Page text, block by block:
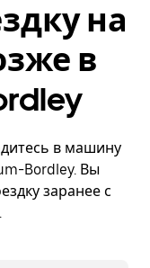
на
в
в машину
Bordley. Вы
заранее с